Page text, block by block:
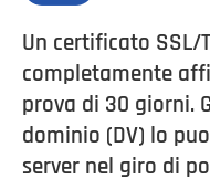
Un certificato SSL/
completamente
prova di 30 giorni.
dominio (DV) lo
server nel giro di